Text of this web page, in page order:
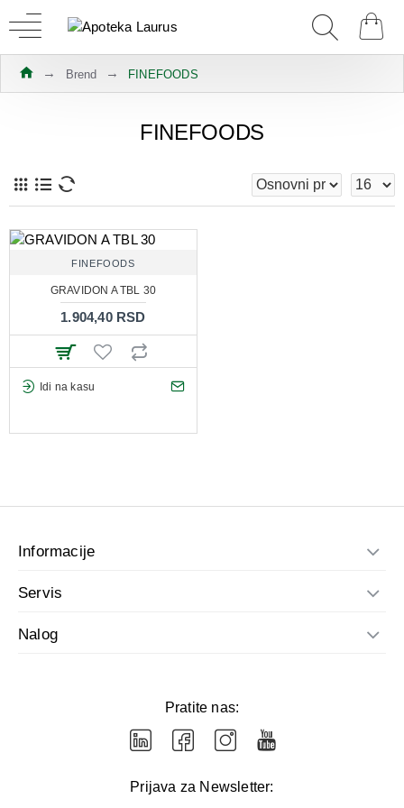
Brend FINEFOODS
FINEFOODS
FINEFOODS
GRAVIDON A TBL 30
1.904,40 RSD
Idi na kasu
Informacije
Servis
Nalog
Pratite nas:
Prijava za Newsletter: